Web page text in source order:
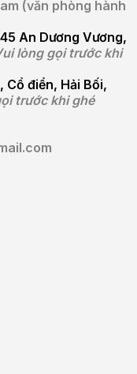
(văn phòng hành
An Dương Vương,
lòng gọi trước khi
Cổ điển, Hải Bối,
trước khi ghé